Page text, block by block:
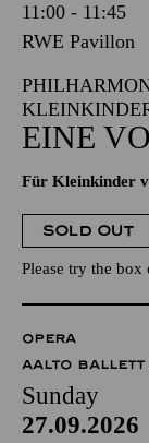
11:00 - 11:45
RWE Pavillon
EINE
Für Kleinkinder
SOLD OUT
Please try the box
OPERA
AALTO BALLETT
Sunday
27.09.2026